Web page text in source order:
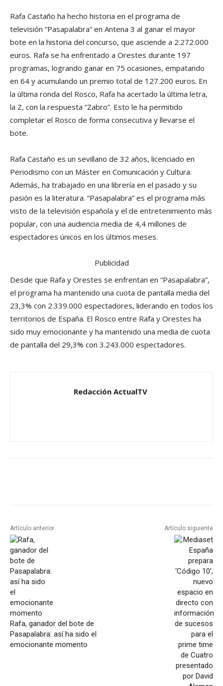
Rafa Castaño ha hecho historia en el programa de
televisión “Pasapalabra” en Antena 3 al ganar el mayor
bote en la historia del concurso, que asciende a 2.272.000
euros. Rafa se ha enfrentado a Orestes durante 197
programas, logrando ganar en 75 ocasiones, empatando
en 64 y acumulando un premio total de 127.200 euros. En
la última ronda del Rosco, Rafa ha acertado la última letra,
la Z, con la respuesta “Zabro”. Esto le ha permitido
completar el Rosco de forma consecutiva y llevarse el
bote.
Rafa Castaño es un sevillano de 32 años, licenciado en
Periodismo con un Máster en Comunicación y Cultura.
Además, ha trabajado en una librería en el pasado y su
pasión es la literatura. “Pasapalabra” es el programa más
visto de la televisión española y el de entretenimiento más
popular, con una audiencia media de 4,4 millones de
espectadores únicos en los últimos meses.
Publicidad
Desde que Rafa y Orestes se enfrentan en “Pasapalabra”,
el programa ha mantenido una cuota de pantalla media del
23,3% con 2.339.000 espectadores, liderando en todos los
territorios de España. El Rosco entre Rafa y Orestes ha
sido muy emocionante y ha mantenido una media de cuota
de pantalla del 29,3% con 3.243.000 espectadores.
Redacción ActualTV
Artículo anterior
Rafa, ganador del bote de
Pasapalabra: así ha sido el
emocionante momento
Artículo siguiente